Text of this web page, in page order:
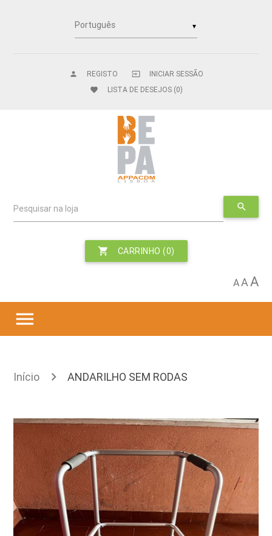
▼
REGISTO
person INICIAR SESSÃO
input
favorite
LISTA DE DESEJOS (0)
Pesquisar na loja search
CARRINHO (0)
shopping_cart
AAA
menu
Início ANDARILHO SEM RODAS